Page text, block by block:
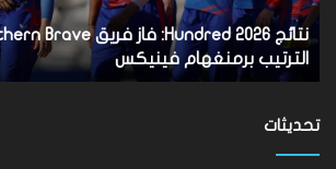
على
متذيل
الترتيب
برمنغهام
الترتيب برمنغهام فينيكس
تحديثات